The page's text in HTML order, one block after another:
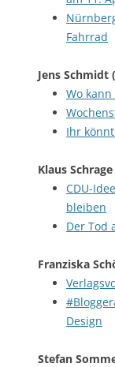
Fahrrad
Jens Schmidt
Wo
Ihr
Klaus Schrage
CDU-
bleiben
Der Tod
Franziska
Design
Stefan